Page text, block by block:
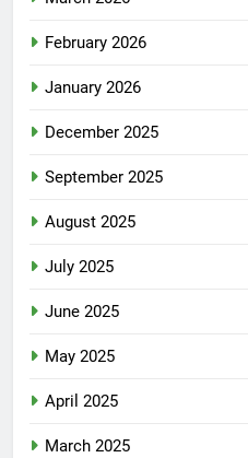
February 2026
January 2026
December 2025
September 2025
August 2025
July 2025
June 2025
May 2025
April 2025
March 2025